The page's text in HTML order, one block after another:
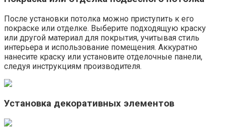
После установки потолка можно приступить к его
покраске или отделке.​ Выберите подходящую краску
или другой материал для покрытия, учитывая стиль
интерьера и использование помещения.​ Аккуратно
нанесите краску или установите отделочные панели,
следуя инструкциям производителя.
Установка декоративных элементов